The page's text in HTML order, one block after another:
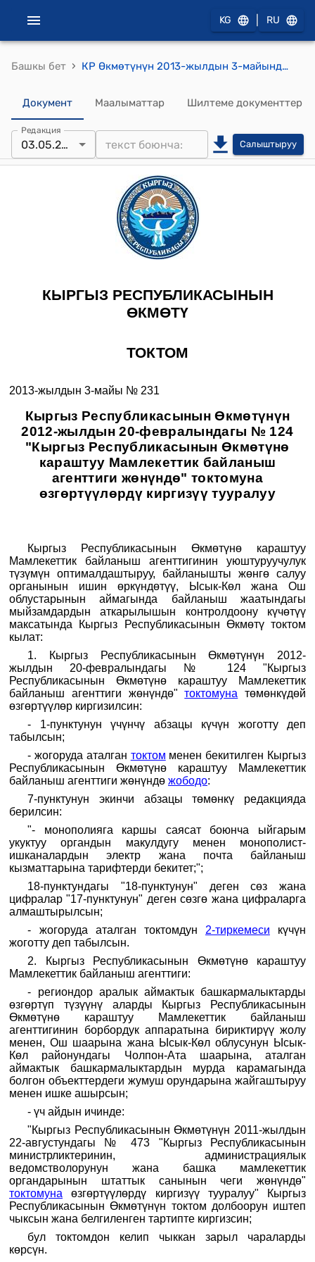
KG RU
Башкы бет › КР Өкмөтүнүн 2013-жылдын 3-майындагы № 231 "Кыргыз Республикасынын Өкмөтүнүн 2012-жылдын 20-февралындагы № 124 "Кыргыз Республикасынын Өкмөтүнө караштуу Мамлекеттик байланыш агенттиги жөнүндө" токтомуна өзгөртүүлөрдү киргизүү тууралуу" токтому
Документ Маалыматтар Шилтеме документтер
Редакция
03.05.2013 Салыштыруу